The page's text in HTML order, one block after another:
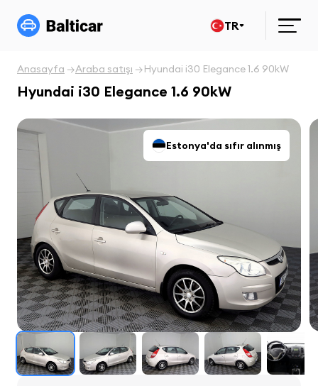
TR
Anasayfa Araba satışı Hyundai i30 Elegance 1.6 90kW
Hyundai i30 Elegance 1.6 90kW
Estonya'da sıfır alınmış